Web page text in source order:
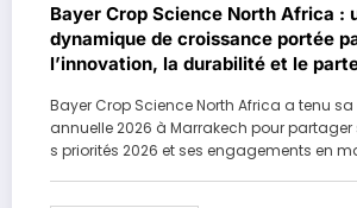
Bayer Crop Science North Africa :
dynamique de croissance portée
l’innovation, la durabilité et le
Bayer Crop Science North Africa a tenu
annuelle 2026 à Marrakech pour partager
s priorités 2026 et ses engagements en